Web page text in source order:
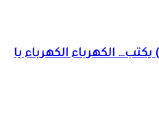
الكهرباء الكهرباء يا